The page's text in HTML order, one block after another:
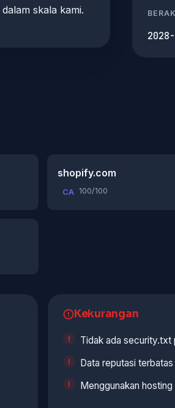
dalam skala kami.
shopify.com
CA 100/100
Kekurangan
Tidak ada security.txt
Data reputasi
Menggunakan